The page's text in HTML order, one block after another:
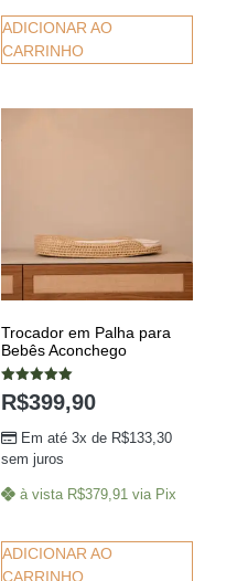
ADICIONAR AO
CARRINHO
Trocador em Palha para
Bebês Aconchego
Avaliação
5.00
R$399,90
Em até 3x de R$133,30
sem juros
à vista R$379,91 via Pix
ADICIONAR AO
CARRINHO